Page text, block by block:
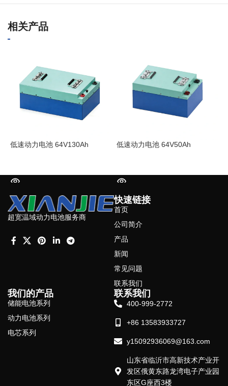
相关产品
低速动力电池 64V130Ah 低速动力电池 64V50Ah
超宽温域动力电池服务商
快速链接
首页
公司简介
产品
新闻
常见问题
联系我们
我们的产品
储能电池系列
动力电池系列
电芯系列
联系我们
400-999-2772
+86 13583933727
y15092936069@163.com
山东省临沂市高新技术产业开
发区俄黄东路龙湾电子产业园
东区G座西3楼